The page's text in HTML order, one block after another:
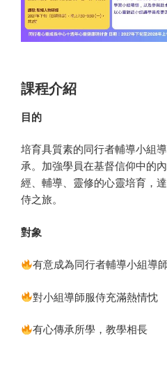
課程介紹
目的
培育具質素的同行者輔導小組
承。加強學員在基督信仰中的
經、輔導、靈修的心靈培育，
侍之旅。
對象
有意成為同行者輔導小組導師
對小組導師服侍充滿熱情忱
有心傳承所學，教學相長